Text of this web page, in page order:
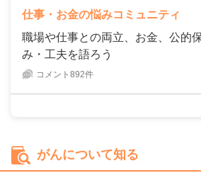
仕事・お金の悩みコミュニティ
職場や仕事との両立、お金、公的
み・工夫を語ろう
コメント892件
がんについて知る